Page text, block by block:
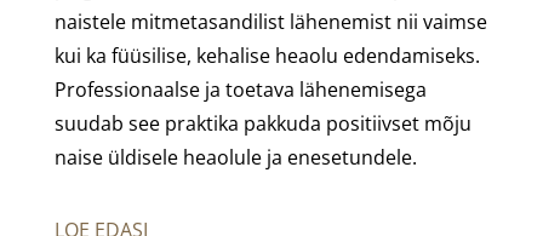
naistele mitmetasandilist lähenemist nii vaimse
kui ka füüsilise, kehalise heaolu edendamiseks.
Professionaalse ja toetava lähenemisega
suudab see praktika pakkuda positiivset mõju
naise üldisele heaolule ja enesetundele.
LOE EDASI